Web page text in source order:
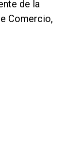
de la
Comercio,